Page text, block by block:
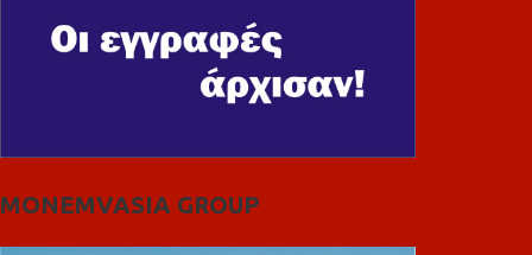
MONEMVASIA GROUP